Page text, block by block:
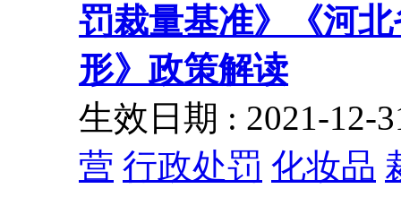
罚裁量基准》《河
形》政策解读
生效日期 : 2021-12-
营 行政处罚 化妆品